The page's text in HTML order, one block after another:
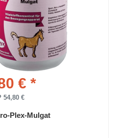
€ *
54,80 €
Plex-Mulgat